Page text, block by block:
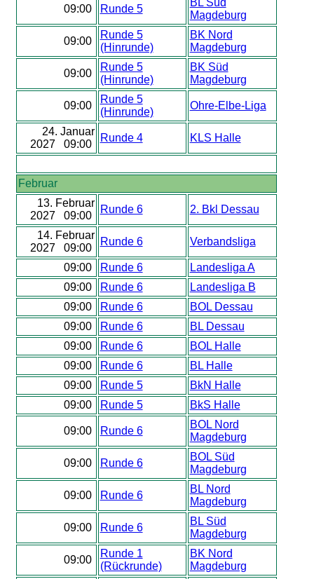
09:00 Runde 5
BL Süd
Magdeburg
09:00
Runde 5
(Hinrunde)
BK Nord
Magdeburg
09:00
Runde 5
(Hinrunde)
BK Süd
Magdeburg
09:00
Runde 5
(Hinrunde)
Ohre-Elbe-Liga
24. Januar
2027 09:00
Runde 4 KLS Halle
Februar
13. Februar
2027 09:00
Runde 6 2. Bkl Dessau
14. Februar
2027 09:00
Runde 6 Verbandsliga
09:00 Runde 6
Landesliga A
09:00
Runde 6
Landesliga B
09:00
Runde 6
BOL Dessau
09:00
Runde 6
BL Dessau
09:00
Runde 6
BOL Halle
09:00
Runde 6
BL Halle
09:00
Runde 5
BkN Halle
09:00
Runde 5 BkS Halle
09:00 Runde 6
BOL Nord
Magdeburg
09:00 Runde 6
BOL Süd
Magdeburg
09:00 Runde 6
BL Nord
Magdeburg
09:00 Runde 6
BL Süd
Magdeburg
09:00
Runde 1
(Rückrunde)
BK Nord
Magdeburg